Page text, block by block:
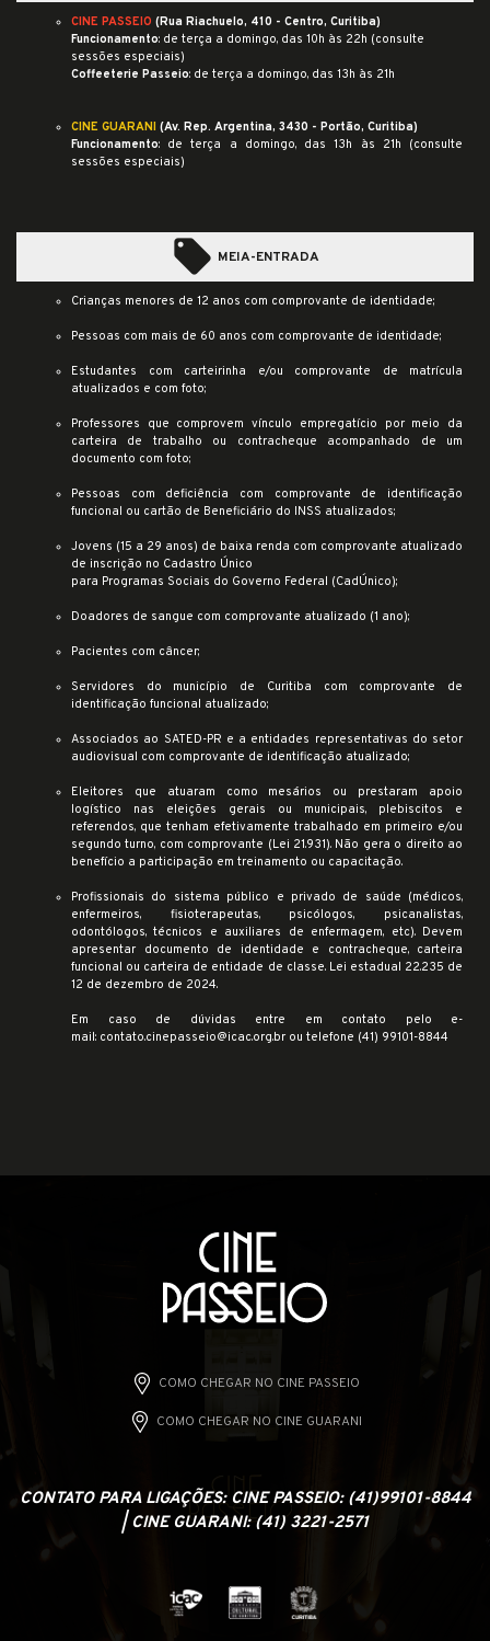
CINE PASSEIO (Rua Riachuelo, 410 - Centro, Curitiba)
Funcionamento: de terça a domingo, das 10h às 22h (consulte
sessões especiais)
Coffeeterie Passeio: de terça a domingo, das 13h às 21h
CINE GUARANI (Av. Rep. Argentina, 3430 - Portão, Curitiba)
Funcionamento: de terça a domingo, das 13h às 21h (consulte
sessões especiais)
local_offer MEIA-ENTRADA
Crianças menores de 12 anos com comprovante de identidade;
Pessoas com mais de 60 anos com comprovante de identidade;
Estudantes com carteirinha e/ou comprovante de matrícula
atualizados e com foto;
Professores que comprovem vínculo empregatício por meio da
carteira de trabalho ou contracheque acompanhado de um
documento com foto;
Pessoas com deficiência com comprovante de identificação
funcional ou cartão de Beneficiário do INSS atualizados;
Jovens (15 a 29 anos) de baixa renda com comprovante atualizado
de inscrição no Cadastro Único
para Programas Sociais do Governo Federal (CadÚnico);
Doadores de sangue com comprovante atualizado (1 ano);
Pacientes com câncer;
Servidores do município de Curitiba com comprovante de
identificação funcional atualizado;
Associados ao SATED-PR e a entidades representativas do setor
audiovisual com comprovante de identificação atualizado;
Eleitores que atuaram como mesários ou prestaram apoio
logístico nas eleições gerais ou municipais, plebiscitos e
referendos, que tenham efetivamente trabalhado em primeiro e/ou
segundo turno, com comprovante (Lei 21.931). Não gera o direito ao
benefício a participação em treinamento ou capacitação.
Profissionais do sistema público e privado de saúde (médicos,
enfermeiros, fisioterapeutas, psicólogos, psicanalistas,
odontólogos, técnicos e auxiliares de enfermagem, etc). Devem
apresentar documento de identidade e contracheque, carteira
funcional ou carteira de entidade de classe. Lei estadual 22.235 de
12 de dezembro de 2024.
Em caso de dúvidas entre em contato pelo e-
mail: contato.cinepasseio@icac.org.br ou telefone (41) 99101-8844
COMO CHEGAR NO CINE PASSEIO
COMO CHEGAR NO CINE GUARANI
CONTATO PARA LIGAÇÕES: CINE PASSEIO: (41)99101-8844
| CINE GUARANI: (41) 3221-2571